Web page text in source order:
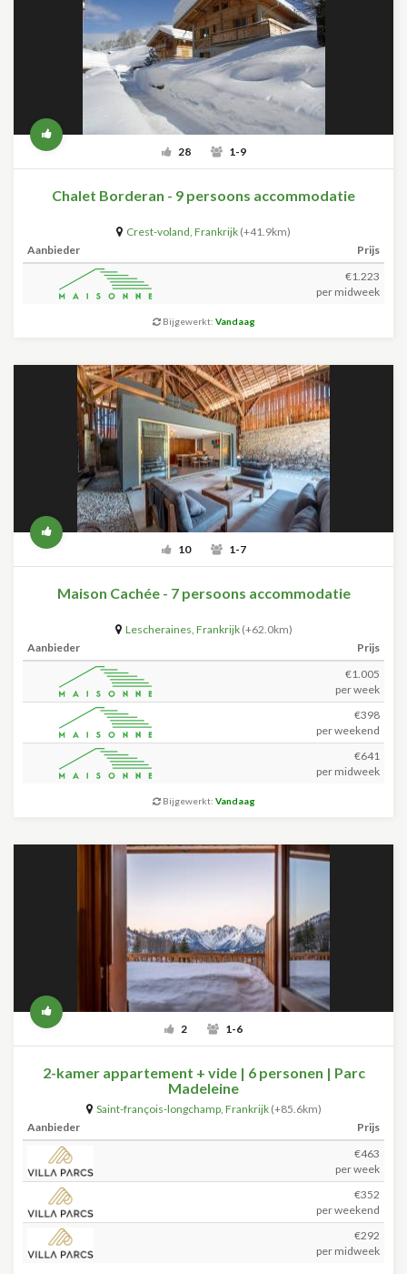
28 1-9
Chalet Borderan - 9 persoons accommodatie
Crest-voland, Frankrijk (+41.9km)
Aanbieder
Prijs
€1.223
per midweek
Bijgewerkt: Vandaag
10 1-7
Maison Cachée - 7 persoons accommodatie
Lescheraines, Frankrijk (+62.0km)
Aanbieder
Prijs
€1.005
per week
€398
per weekend
€641
per midweek
Bijgewerkt: Vandaag
2 1-6
2-kamer appartement + vide | 6 personen | Parc
Madeleine
Saint-françois-longchamp, Frankrijk (+85.6km)
Aanbieder
Prijs
€463
per week
€352
per weekend
€292
per midweek